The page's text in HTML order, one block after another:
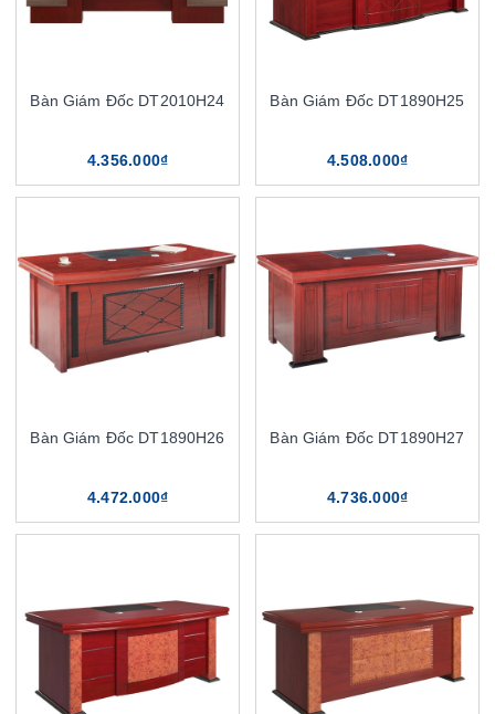
Bàn Giám Đốc DT2010H24
4.356.000₫
Bàn Giám Đốc DT1890H25
4.508.000₫
Bàn Giám Đốc DT1890H26
4.472.000₫
Bàn Giám Đốc DT1890H27
4.736.000₫